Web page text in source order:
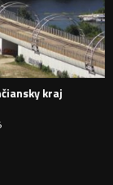
N
I
E
kraj